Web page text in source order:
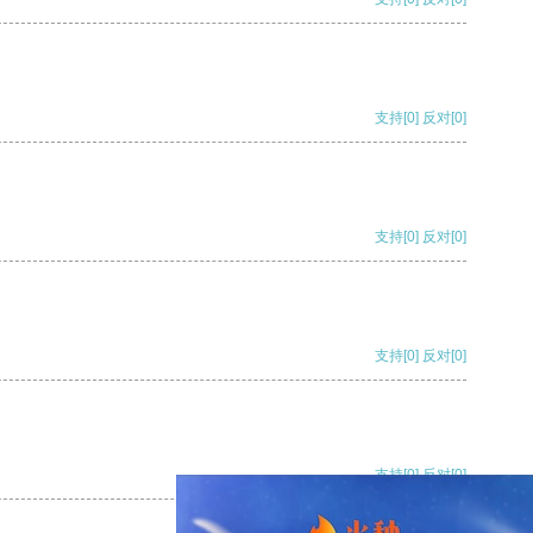
支持[0] 反对[0]
支持[0] 反对[0]
支持[0] 反对[0]
支持[0] 反对[0]